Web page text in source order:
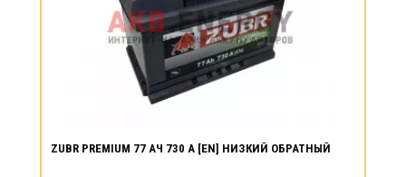
ZUBR PREMIUM 77 АЧ 730 А [EN] НИЗКИЙ ОБРАТНЫЙ